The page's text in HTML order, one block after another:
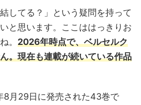
してる？」という疑問を持って
と思います。ここははっきりお
。 2026年時点で、ベルセルク
。現在も連載が続いている作品
8月29日に発売された43巻で